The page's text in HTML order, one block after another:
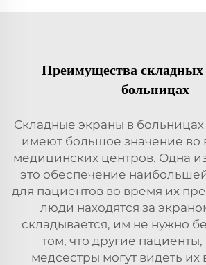
Преимущества складных
больницах
Складные экраны в
имеют большое значение во
медицинских центров. Одна
это обеспечение
для пациентов во время их
люди находятся за
складывается, им не нужно
том, что другие
медсестры могут видеть их